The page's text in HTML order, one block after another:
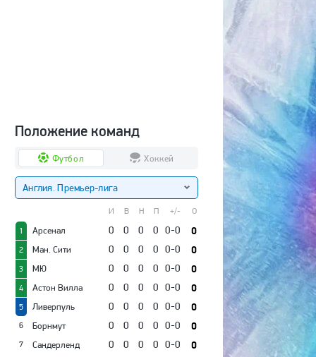
Положение команд
Футбол Хоккей
Англия. Премьер-лига
И В Н П +/-
О
1
Арсенал 0 0 0 0 0-0 0
2 Ман. Сити 0 0 0 0 0-0 0
3 МЮ 0 0 0 0 0-0 0
4 Астон Вилла 0 0 0 0 0-0 0
5 Ливерпуль 0 0 0 0 0-0 0
6 Борнмут 0 0 0 0 0-0 0
7 Сандерленд 0 0 0 0 0-0 0